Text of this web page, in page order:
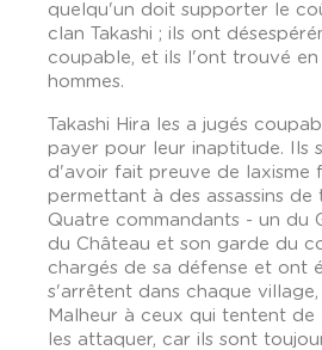
quelqu'un doit supporter le
clan Takashi ; ils ont
coupable, et ils l'ont trouvé en
hommes.
Takashi Hira les a jugés
payer pour leur inaptitude. Ils
d'avoir fait preuve de laxisme
permettant à des assassins de
Quatre commandants - un du
du Château et son garde du
chargés de sa défense et ont
s'arrêtent dans chaque village,
Malheur à ceux qui tentent
les attaquer, car ils sont